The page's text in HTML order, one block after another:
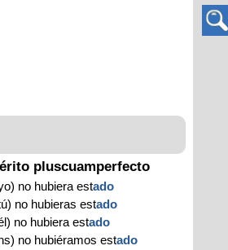
pluscuamperfecto
no hubiera estado
no hubieras estado
no hubiera estado
no hubiéramos estado